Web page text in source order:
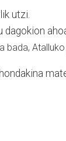
utzi.
dagokion
bada,